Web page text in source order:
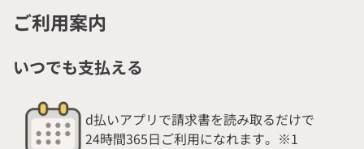
ご利用案内
いつでも支払える
d払いアプリで請求書を読み取るだけで
24時間365日ご利用になれます。※1